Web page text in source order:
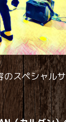
スペシャル